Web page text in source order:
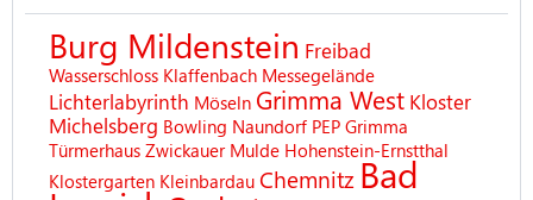
Burg Mildenstein Freibad
Wasserschloss Klaffenbach Messegelände
Lichterlabyrinth Möseln Grimma West Kloster
Michelsberg Bowling Naundorf PEP Grimma
Türmerhaus Zwickauer Mulde Hohenstein-Ernstthal
Klostergarten Kleinbardau Chemnitz Bad